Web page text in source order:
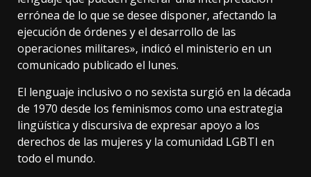
errónea de lo que se desee disponer, afectando la
ejecución de órdenes y el desarrollo de las
operaciones militares», indicó el ministerio en un
comunicado publicado el lunes.
El lenguaje inclusivo o no sexista surgió en la década
de 1970 desde los feminismos como una estrategia
lingüística y discursiva de expresar apoyo a los
derechos de las mujeres y la comunidad LGBTI en
todo el mundo.